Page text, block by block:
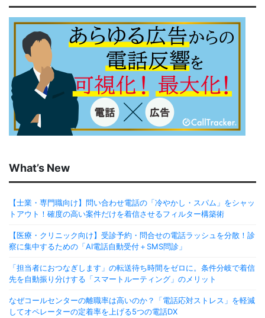
What’s New
【士業・専門職向け】問い合わせ電話の「冷やかし・スパム」をシャッ
トアウト！確度の高い案件だけを着信させるフィルター構築術
【医療・クリニック向け】受診予約・問合せの電話ラッシュを分散！診
察に集中するための「AI電話自動受付＋SMS問診」
「担当者におつなぎします」の転送待ち時間をゼロに。条件分岐で着信
先を自動振り分けする「スマートルーティング」のメリット
なぜコールセンターの離職率は高いのか？「電話応対ストレス」を軽減
してオペレーターの定着率を上げる5つの電話DX